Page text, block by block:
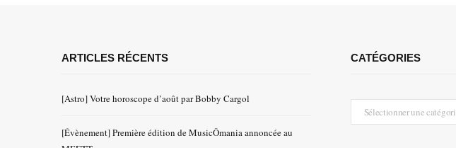
ARTICLES RÉCENTS
[Astro] Votre horoscope d’août par Bobby Cargol
[Évènement] Première édition de MusicÔmania annoncée au
CATÉGORIES
Catégories